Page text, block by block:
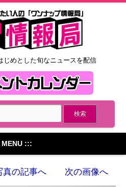
じめとした旬なニュースを配信
:::
真の記事へ 次の画像へ